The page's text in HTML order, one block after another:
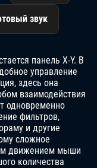
звук
панель X-Y. В
управление
здесь она
взаимодействия
одновременно
фильтров,
и другие
сложное
движением мыши
количества